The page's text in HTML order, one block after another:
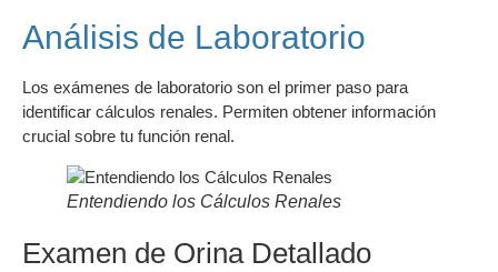
Análisis de Laboratorio
Los exámenes de laboratorio son el primer paso para
identificar cálculos renales. Permiten obtener información
crucial sobre tu función renal.
Entendiendo los Cálculos Renales
Examen de Orina Detallado